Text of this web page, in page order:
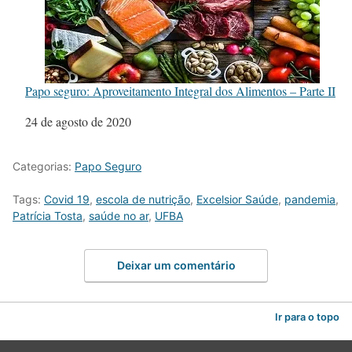
Papo seguro: Aproveitamento Integral dos Alimentos – Parte II
Data
24 de agosto de 2020
Categorias: Papo Seguro
Tags: Covid 19, escola de nutrição, Excelsior Saúde, pandemia,
Patrícia Tosta, saúde no ar, UFBA
Deixar um comentário
Ir para o topo